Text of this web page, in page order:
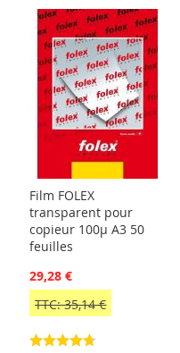
Film FOLEX
transparent pour
copieur 100µ A3 50
feuilles
29,28 €
TTC: 35,14 €